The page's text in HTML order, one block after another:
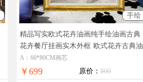
手绘
精品写实欧式花卉油画纯手绘油画古典
花卉餐厅挂画实木外框 欧式花卉古典油
画
A：60*80CM画芯
￥699 原价： 800